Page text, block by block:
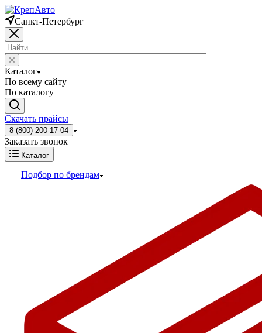
Санкт-Петербург
Каталог
По всему сайту
По каталогу
Скачать прайсы
8 (800) 200-17-04
Заказать звонок
Каталог
Подбор по брендам